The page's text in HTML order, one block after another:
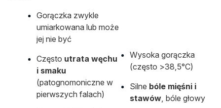
Gorączka zwykle
umiarkowana lub może
jej nie być
Często utrata węchu
i smaku
(patognomoniczne w
pierwszych falach)
Wysoka gorączka
(często >38,5°C)
Silne bóle mięśni i
stawów , bóle głowy